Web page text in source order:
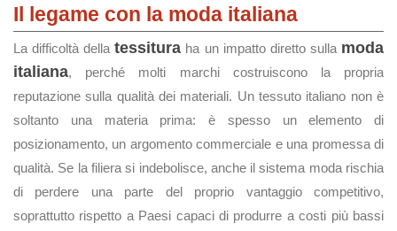
Il legame con la moda italiana
La difficoltà dellatessitura ha un impatto diretto sulla moda
italiana, perché molti marchi costruiscono la propria
reputazione sulla qualità dei materiali. Un tessuto italiano non è
soltanto una materia prima: è spesso un elemento di
posizionamento, un argomento commerciale e una promessa di
qualità. Se la filiera si indebolisce, anche il sistema moda rischia
di perdere una parte del proprio vantaggio competitivo,
soprattutto rispetto a Paesi capaci di produrre a costi più bassi